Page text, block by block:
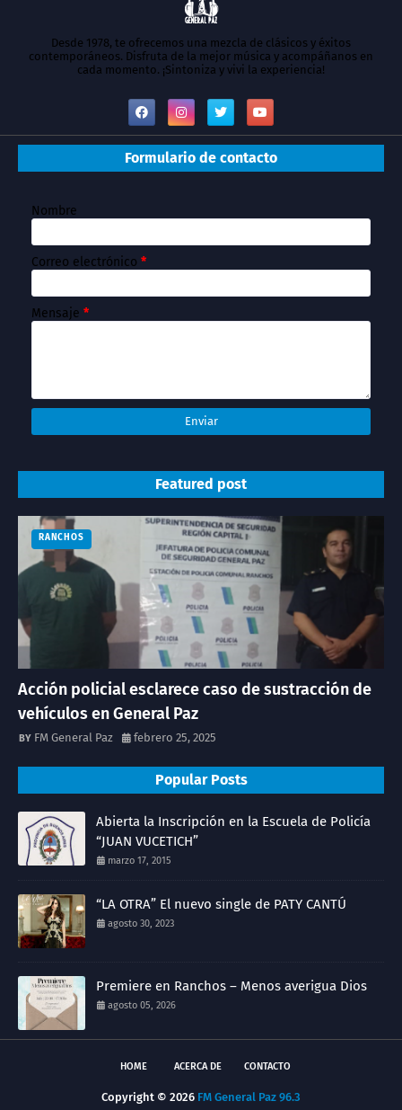
Desde 1978, te ofrecemos una mezcla de clásicos y éxitos
contemporáneos. Disfruta de la mejor música y acompáñanos en
cada momento. ¡Sintoniza y vivi la experiencia!
Formulario de contacto
Nombre
Correo electrónico *
Mensaje *
Featured post
RANCHOS
Acción policial esclarece caso de sustracción de
vehículos en General Paz
FM General Paz febrero 25, 2025
Popular Posts
Abierta la Inscripción en la Escuela de Policía
“JUAN VUCETICH”
marzo 17, 2015
“LA OTRA” El nuevo single de PATY CANTÚ
agosto 30, 2023
Premiere en Ranchos – Menos averigua Dios
agosto 05, 2026
HOME ACERCA DE CONTACTO
Copyright © 2026 FM General Paz 96.3